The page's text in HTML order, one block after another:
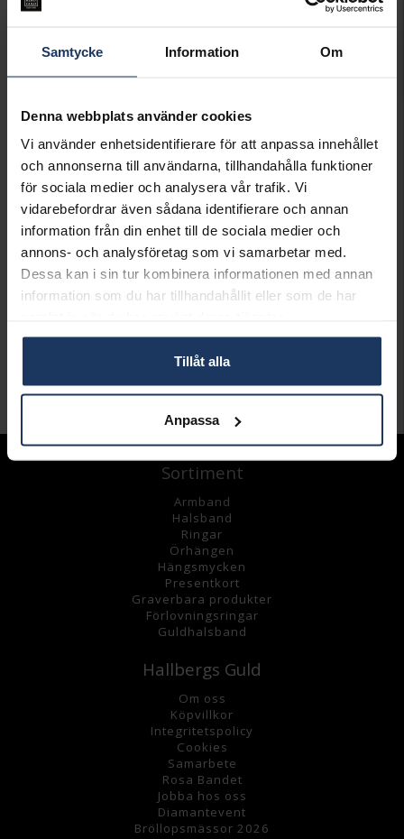
Samtycke Information Om
Denna webbplats använder cookies
Vi använder enhetsidentifierare för att anpassa innehållet
och annonserna till användarna, tillhandahålla funktioner
för sociala medier och analysera vår trafik. Vi
vidarebefordrar även sådana identifierare och annan
information från din enhet till de sociala medier och
annons- och analysföretag som vi samarbetar med.
Dessa kan i sin tur kombinera informationen med annan
information som du har tillhandahållit eller som de har
Tillåt alla
Anpassa
Denna artikel är tillfälligt slut i webbshoppen.
lagersaldo.
Presentinslagning
SLUTSÅLD - KONTAKTA BUTIK
FÖR LAGERSALDO
Lagervara.
Leveranstid 2-5 arbetsdagar.
Öppet köp i 30 dagar vid onlineköp.
LÄNGD CA (CM)
40-45
MATERIAL
Silver
Kubisk Zirkonia
Sortiment
Armband
Halsband
Ringar
Örhängen
Hängsmycken
Presentkort
Graverbara produkter
Förlovningsringar
Guldhalsband
Hallbergs Guld
Om oss
Köpvillkor
Integritetspolicy
Cookies
Samarbete
Rosa Bandet
Jobba hos oss
Diamantevent
Bröllopsmässor 2026